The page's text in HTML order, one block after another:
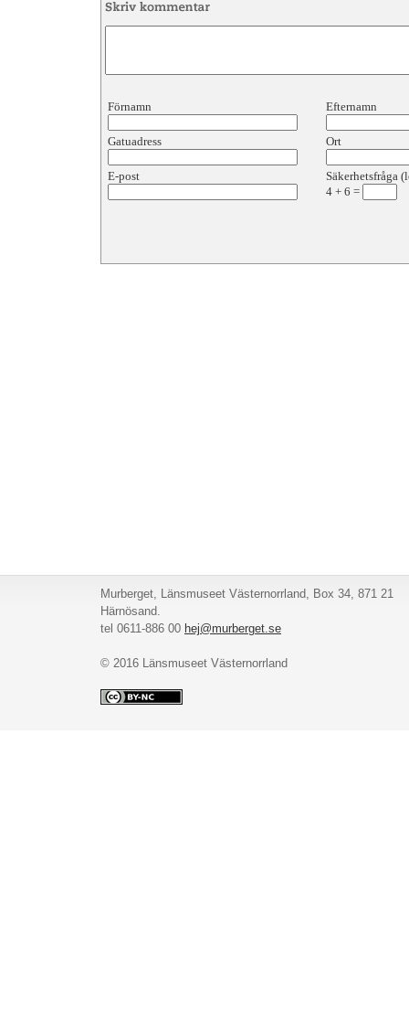
Förnamn Efternamn
Gatuadress Ort
E-post
Säkerhetsfråga
4 + 6 =
Murberget, Länsmuseet Västernorrland, Box 34, 871 21
Härnösand.
tel 0611-886 00 hej@murberget.se
© 2016 Länsmuseet Västernorrland